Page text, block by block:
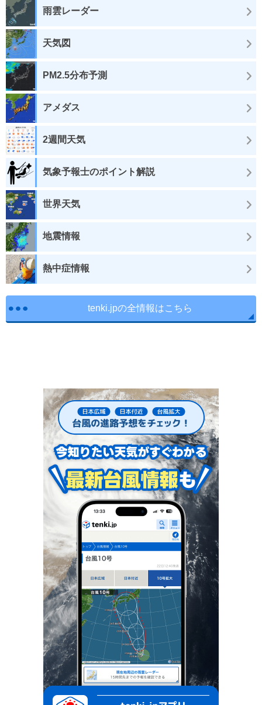
雨雲レーダー
天気図
PM2.5分布予測
アメダス
2週間天気
気象予報士のポイント解説
世界天気
地震情報
熱中症情報
tenki.jpの全情報はこちら